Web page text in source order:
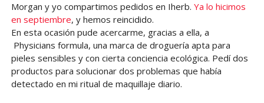
Morgan y yo compartimos pedidos en Iherb. Ya lo hicimos
en septiembre, y hemos reincidido.
En esta ocasión pude acercarme, gracias a ella, a
Physicians formula, una marca de droguería apta para
pieles sensibles y con cierta conciencia ecológica. Pedí dos
productos para solucionar dos problemas que había
detectado en mi ritual de maquillaje diario.